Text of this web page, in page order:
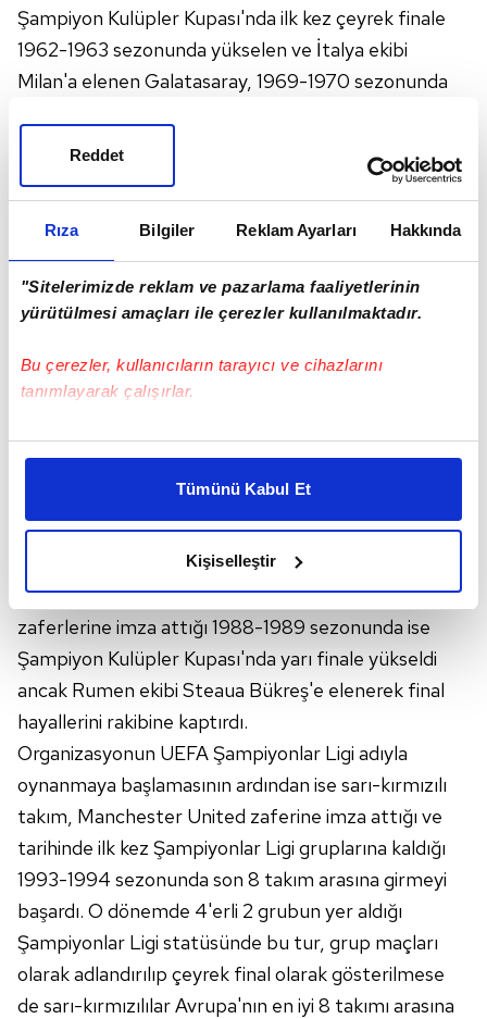
Rıza Bilgiler Reklam Ayarları Hakkında
"Sitelerimizde reklam ve pazarlama faaliyetlerinin
yürütülmesi amaçları ile çerezler kullanılmaktadır.
Bu çerezler, kullanıcıların tarayıcı ve cihazlarını
tanımlayarak çalışırlar.
Bu çerezlere izin vermeniz halinde sizlere özel
daha iyi reklam deneyimi yaşatabiliriz. Bunu yaparken
amacımızın size daha iyi bir reklam deneyimi sunmak
elimizden gelen çabayı gösterdiğimizi ve bu noktada,
kalemimiz olduğunu sizlere hatırlatmak isteriz.
Her halükârda, kullanıcılar, bu çerezlere izin vermedikleri
takdirde, kullanıcılara hedefli reklamlar
gösterilmeyecektir."
Sizlere daha iyi bir hizmet sunabilmek için İnternet
Sitemizde kendimize ve üçüncü kişilere ait çerezler
verileriniz işlenmekte olup gerekli olan çerezler bilgi
toplumu hizmetlerinin sunulması amacıyla
kullanılmaktadır. Diğer çerezler, sitemizin daha işlevsel
kılınması ve kişiselleştirilmesi ve sizlere yönelik
reklam/pazarlama faaliyetlerinin yapılması, amaçlarıyla
sınırlı olarak açık rızanız dahilinde kullanılacaktır.
Tümünü Kabul Et
Kişiselleştir
Reddet
Şampiyon Kulüpler Kupası'nda ilk kez çeyrek finale
1962-1963 sezonunda yükselen ve İtalya ekibi
Milan'a elenen Galatasaray, 1969-1970 sezonunda
finalde boyun eğdi.
Galatasaray, teknik direktör Mustafa Denizli
yönetiminde aldığı başarılı sonuçlarla "Avrupa Fatihi"
unvanını kazandığı, Neuchatel Xamax ve Monaco
zaferlerine imza attığı 1988-1989 sezonunda ise
Şampiyon Kulüpler Kupası'nda yarı finale yükseldi
ancak Rumen ekibi Steaua Bükreş'e elenerek final
hayallerini rakibine kaptırdı.
Organizasyonun UEFA Şampiyonlar Ligi adıyla
oynanmaya başlamasının ardından ise sarı-kırmızılı
takım, Manchester United zaferine imza attığı ve
tarihinde ilk kez Şampiyonlar Ligi gruplarına kaldığı
1993-1994 sezonunda son 8 takım arasına girmeyi
başardı. O dönemde 4'erli 2 grubun yer aldığı
Şampiyonlar Ligi statüsünde bu tur, grup maçları
olarak adlandırılıp çeyrek final olarak gösterilmese
de sarı-kırmızılılar Avrupa'nın en iyi 8 takımı arasına